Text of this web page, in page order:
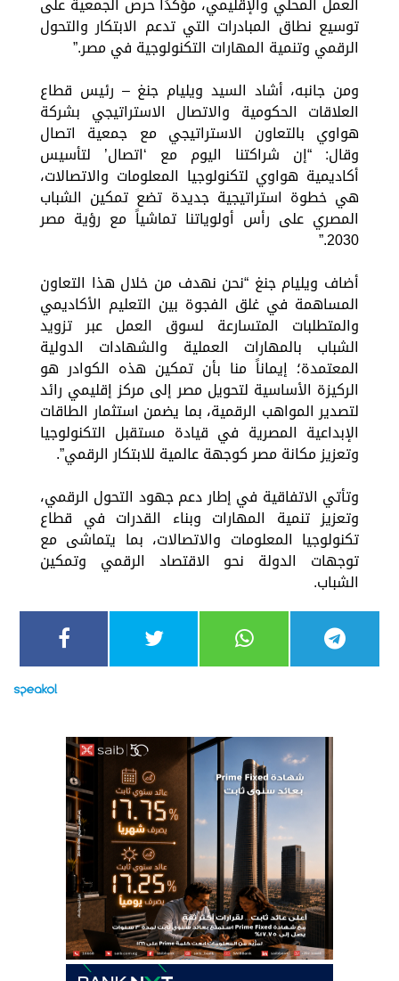
توسيع نطاق المبادرات التي تدعم الابتكار والتحول
الرقمي وتنمية المهارات التكنولوجية في مصر.”
ومن جانبه، أشاد السيد ويليام جنغ – رئيس قطاع
العلاقات الحكومية والاتصال الاستراتيجي بشركة
هواوي بالتعاون الاستراتيجي مع جمعية اتصال
وقال: “إن شراكتنا اليوم مع ‘اتصال’ لتأسيس
أكاديمية هواوي لتكنولوجيا المعلومات والاتصالات،
هي خطوة استراتيجية جديدة تضع تمكين الشباب
المصري على رأس أولوياتنا تماشياً مع رؤية مصر
2030.”
أضاف ويليام جنغ “نحن نهدف من خلال هذا التعاون
المساهمة في غلق الفجوة بين التعليم الأكاديمي
والمتطلبات المتسارعة لسوق العمل عبر تزويد
الشباب بالمهارات العملية والشهادات الدولية
المعتمدة؛ إيماناً منا بأن تمكين هذه الكوادر هو
الركيزة الأساسية لتحويل مصر إلى مركز إقليمي رائد
لتصدير المواهب الرقمية، بما يضمن استثمار الطاقات
الإبداعية المصرية في قيادة مستقبل التكنولوجيا
وتعزيز مكانة مصر كوجهة عالمية للابتكار الرقمي”.
وتأتي الاتفاقية في إطار دعم جهود التحول الرقمي،
وتعزيز تنمية المهارات وبناء القدرات في قطاع
تكنولوجيا المعلومات والاتصالات، بما يتماشى مع
توجهات الدولة نحو الاقتصاد الرقمي وتمكين
الشباب.